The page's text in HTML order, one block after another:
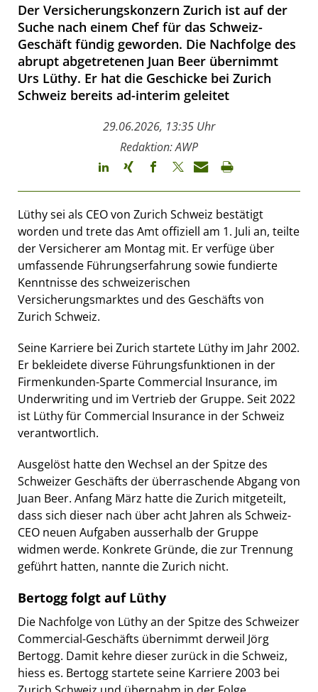
Der Versicherungskonzern Zurich ist auf der
Suche nach einem Chef für das Schweiz-
Geschäft fündig geworden. Die Nachfolge des
abrupt abgetretenen Juan Beer übernimmt
Urs Lüthy. Er hat die Geschicke bei Zurich
Schweiz bereits ad-interim geleitet
29.06.2026, 13:35 Uhr
Redaktion: AWP
Lüthy sei als CEO von Zurich Schweiz bestätigt
worden und trete das Amt offiziell am 1. Juli an, teilte
der Versicherer am Montag mit. Er verfüge über
umfassende Führungserfahrung sowie fundierte
Kenntnisse des schweizerischen
Versicherungsmarktes und des Geschäfts von
Zurich Schweiz.
Seine Karriere bei Zurich startete Lüthy im Jahr 2002.
Er bekleidete diverse Führungsfunktionen in der
Firmenkunden-Sparte Commercial Insurance, im
Underwriting und im Vertrieb der Gruppe. Seit 2022
ist Lüthy für Commercial Insurance in der Schweiz
verantwortlich.
Ausgelöst hatte den Wechsel an der Spitze des
Schweizer Geschäfts der überraschende Abgang von
Juan Beer. Anfang März hatte die Zurich mitgeteilt,
dass sich dieser nach über acht Jahren als Schweiz-
CEO neuen Aufgaben ausserhalb der Gruppe
widmen werde. Konkrete Gründe, die zur Trennung
geführt hatten, nannte die Zurich nicht.
Bertogg folgt auf Lüthy
Die Nachfolge von Lüthy an der Spitze des Schweizer
Commercial-Geschäfts übernimmt derweil Jörg
Bertogg. Damit kehre dieser zurück in die Schweiz,
hiess es. Bertogg startete seine Karriere 2003 bei